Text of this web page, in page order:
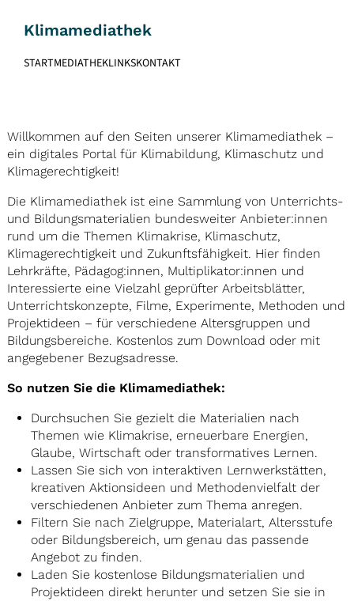
content
Klimamediathek
STARTMEDIATHEKLINKSKONTAKT
Willkommen auf den Seiten unserer Klimamediathek –
ein digitales Portal für Klimabildung, Klimaschutz und
Klimagerechtigkeit!
Die Klimamediathek ist eine Sammlung von Unterrichts-
und Bildungsmaterialien bundesweiter Anbieter:innen
rund um die Themen Klimakrise, Klimaschutz,
Klimagerechtigkeit und Zukunftsfähigkeit. Hier finden
Lehrkräfte, Pädagog:innen, Multiplikator:innen und
Interessierte eine Vielzahl geprüfter Arbeitsblätter,
Unterrichtskonzepte, Filme, Experimente, Methoden und
Projektideen – für verschiedene Altersgruppen und
Bildungsbereiche. Kostenlos zum Download oder mit
angegebener Bezugsadresse.
So nutzen Sie die Klimamediathek:
Durchsuchen Sie gezielt die Materialien nach
Themen wie Klimakrise, erneuerbare Energien,
Glaube, Wirtschaft oder transformatives Lernen.
Lassen Sie sich von interaktiven Lernwerkstätten,
kreativen Aktionsideen und Methodenvielfalt der
verschiedenen Anbieter zum Thema anregen.
Filtern Sie nach Zielgruppe, Materialart, Altersstufe
oder Bildungsbereich, um genau das passende
Angebot zu finden.
Laden Sie kostenlose Bildungsmaterialien und
Projektideen direkt herunter und setzen Sie sie in